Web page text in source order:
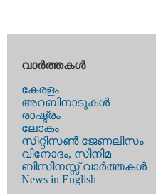
വാര്‍ത്തകള്‍
കേരളം
അറബിനാടുകള്‍
രാഷ്ട്രം
ലോകം
സിറ്റിസണ്‍ ജേണലിസം
വിനോദം, സിനിമ
ബിസിനസ്സ് വാര്‍ത്തകള്‍
News in English